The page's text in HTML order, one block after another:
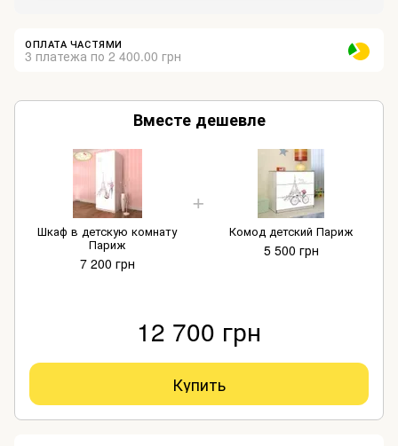
ОПЛАТА ЧАСТЯМИ
3 платежа по 2 400.00 грн
Вместе дешевле
Шкаф в детскую комнату
Париж
7 200 грн
Комод детский Париж
5 500 грн
12 700 грн
Купить